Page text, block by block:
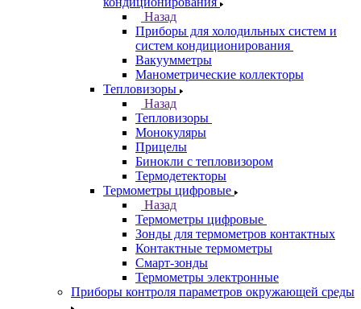
Назад
Приборы для холодильных систем и
систем кондиционирования
Вакуумметры
Манометрические коллекторы
Тепловизоры
Назад
Тепловизоры
Монокуляры
Прицелы
Бинокли с тепловизором
Термодетекторы
Термометры цифровые
Назад
Термометры цифровые
Зонды для термометров контактных
Контактные термометры
Смарт-зонды
Термометры электронные
Приборы контроля параметров окружающей среды